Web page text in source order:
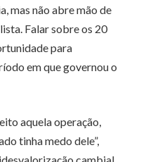
mas não abre mão de
Falar sobre os 20
para
em que governou o
aquela operação,
tinha medo dele”,